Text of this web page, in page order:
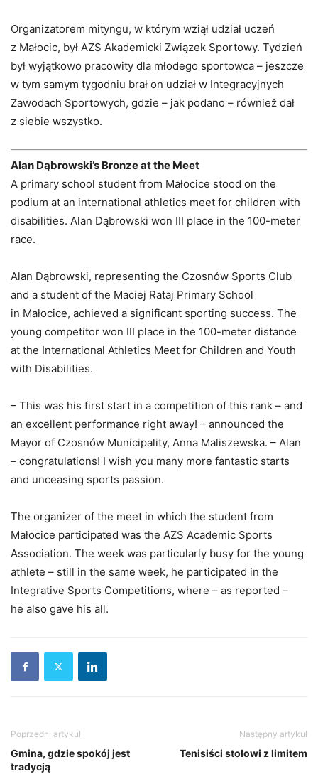
Organizatorem mityngu, w którym wziął udział uczeń
z Małocic, był AZS Akademicki Związek Sportowy. Tydzień
był wyjątkowo pracowity dla młodego sportowca – jeszcze
w tym samym tygodniu brał on udział w Integracyjnych
Zawodach Sportowych, gdzie – jak podano – również dał
z siebie wszystko.
Alan Dąbrowski’s Bronze at the Meet
A primary school student from Małocice stood on the
podium at an international athletics meet for children with
disabilities. Alan Dąbrowski won III place in the 100-meter
race.
Alan Dąbrowski, representing the Czosnów Sports Club
and a student of the Maciej Rataj Primary School
in Małocice, achieved a significant sporting success. The
young competitor won III place in the 100-meter distance
at the International Athletics Meet for Children and Youth
with Disabilities.
– This was his first start in a competition of this rank – and
an excellent performance right away! – announced the
Mayor of Czosnów Municipality, Anna Maliszewska. – Alan
– congratulations! I wish you many more fantastic starts
and unceasing sports passion.
The organizer of the meet in which the student from
Małocice participated was the AZS Academic Sports
Association. The week was particularly busy for the young
athlete – still in the same week, he participated in the
Integrative Sports Competitions, where – as reported –
he also gave his all.
Poprzedni artykuł
Gmina, gdzie spokój jest
tradycją
Następny artykuł
Tenisiści stołowi z limitem